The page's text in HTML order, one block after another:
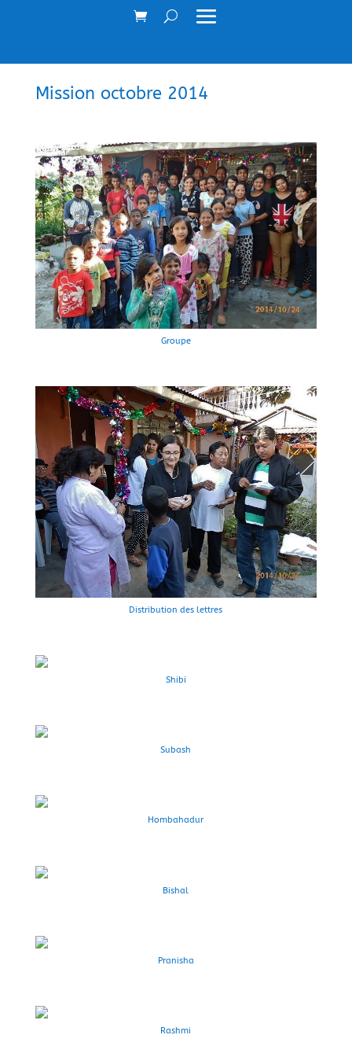
Mission octobre 2014
Groupe
Distribution des lettres
Shibi
Subash
Hombahadur
Bishal
Pranisha
Rashmi